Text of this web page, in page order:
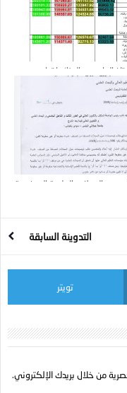
الجامعي بالجزائر، ابتداء من
(أستاذ مساعد) إلى رتبة (أستاذ
المجلات العلمية المدفوعة
التدوينة السابقة
تويتر
من خلال بريدك الإلكتروني.